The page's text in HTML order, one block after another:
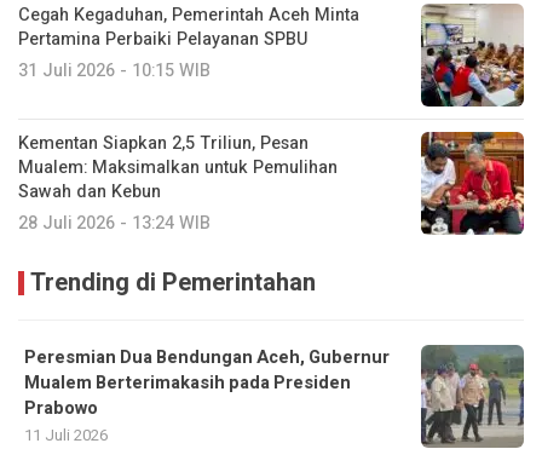
Cegah Kegaduhan, Pemerintah Aceh Minta
Pertamina Perbaiki Pelayanan SPBU
31 Juli 2026 - 10:15 WIB
Kementan Siapkan 2,5 Triliun, Pesan
Mualem: Maksimalkan untuk Pemulihan
Sawah dan Kebun
28 Juli 2026 - 13:24 WIB
Trending di Pemerintahan
Peresmian Dua Bendungan Aceh, Gubernur
Mualem Berterimakasih pada Presiden
Prabowo
11 Juli 2026